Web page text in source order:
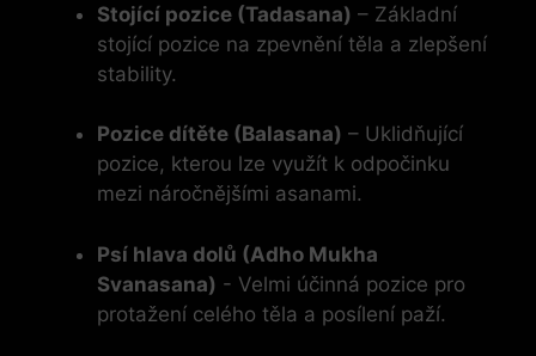
Stojící pozice (Tadasana) – Základní
stojící ‍pozice na zpevnění ⁢těla a zlepšení
⁣stability.
Pozice dítěte (Balasana) – Uklidňující
pozice, kterou ​lze využít⁢ k ⁣odpočinku
mezi náročnějšími asanami.
Psí hlava ​dolů‍ (Adho⁢ Mukha⁢
Svanasana) -⁤ Velmi účinná pozice pro
protažení celého‌ těla a posílení⁣ paží.